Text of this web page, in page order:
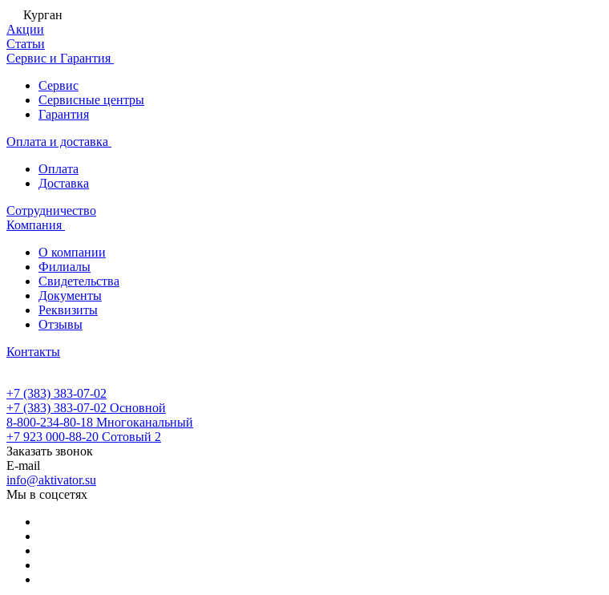
Курган
Акции
Статьи
Сервис и Гарантия
Сервис
Сервисные центры
Гарантия
Оплата и доставка
Оплата
Доставка
Сотрудничество
Компания
О компании
Филиалы
Свидетельства
Документы
Реквизиты
Отзывы
Контакты
+7 (383) 383-07-02
+7 (383) 383-07-02 Основной
8-800-234-80-18 Многоканальный
+7 923 000-88-20 Сотовый 2
Заказать звонок
E-mail
info@aktivator.su
Мы в соцсетях